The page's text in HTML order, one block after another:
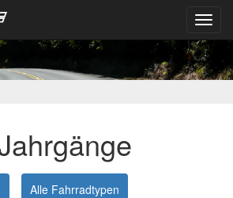
Alle Fahrradtypen